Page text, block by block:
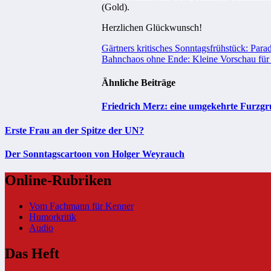
(Gold).
Herzlichen Glückwunsch!
BeitragsnavigationGärtners kritisches Sonntagsfrühstück:
Bahnchaos ohne Ende: Kleine Vorschau für
Ähnliche Beiträge
Friedrich Merz: eine umgekehrte
Erste Frau an der Spitze der UN?
Der Sonntagscartoon von Holger Weyrauch
Online-Rubriken
Vom Fachmann für Kenner
Humorkritik
Audio
Das Heft